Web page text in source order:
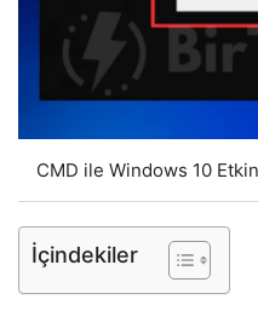
CMD ile Windows 10
İçindekiler